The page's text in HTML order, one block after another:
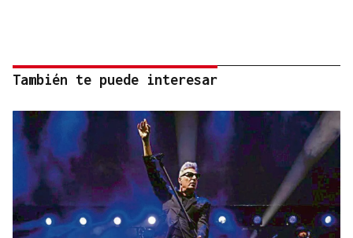
También te puede interesar